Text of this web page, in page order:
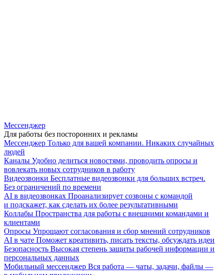
Мессенджер
Для работы без посторонних и рекламы
Мессенджер Только для вашей компании. Никаких случайных
людей
Каналы Удобно делиться новостями, проводить опросы и
вовлекать новых сотрудников в работу
Видеозвонки Бесплатные видеозвонки для больших встреч.
Без ограничений по времени
AI в видеозвонках Проанализирует созвоны с командой
и подскажет, как сделать их более результативными
Коллабы Пространства для работы с внешними командами и
клиентами
Опросы Упрощают согласования и сбор мнений сотрудников
AI в чате Поможет креативить, писать тексты, обсуждать идеи
Безопасность Высокая степень защиты рабочей информации и
персональных данных
Мобильный мессенджер Вся работа — чаты, задачи, файлы —